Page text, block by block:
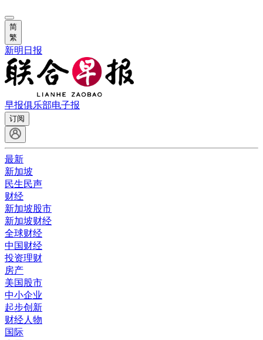
简
繁
新明日报
早报俱乐部电子报
订阅
最新
新加坡
民生民声
财经
新加坡股市
新加坡财经
全球财经
中国财经
投资理财
房产
美国股市
中小企业
起步创新
财经人物
国际